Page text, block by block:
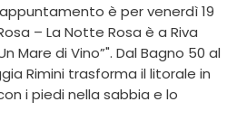
è per venerdì 19
– La Notte Rosa è a Riva
Mare di Vino”". Dal Bagno 50 al
Rimini trasforma il litorale in
i piedi nella sabbia e lo